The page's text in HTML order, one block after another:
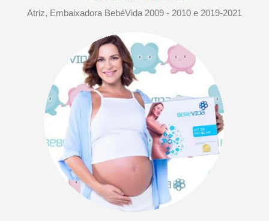
Atriz, Embaixadora BebéVida 2009 - 2010 e 2019-2021